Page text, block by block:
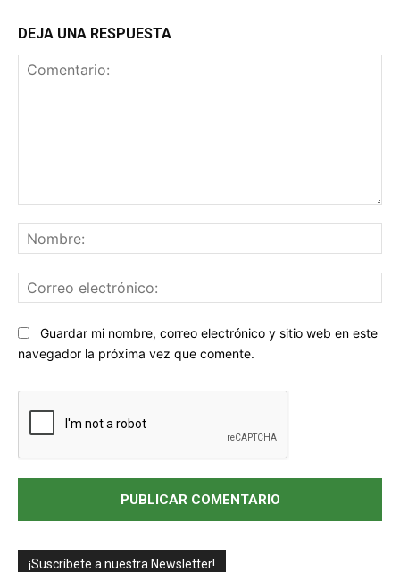
DEJA UNA RESPUESTA
Sitio
web:
Guardar mi nombre, correo electrónico y sitio web en este
navegador la próxima vez que comente.
¡Suscríbete a nuestra Newsletter!